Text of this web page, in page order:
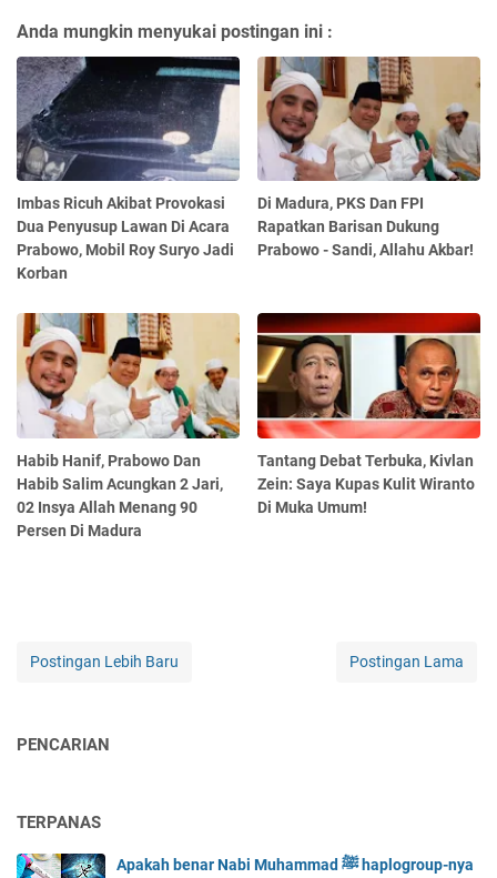
Anda mungkin menyukai postingan ini :
Imbas Ricuh Akibat Provokasi
Dua Penyusup Lawan Di Acara
Prabowo, Mobil Roy Suryo Jadi
Korban
Di Madura, PKS Dan FPI
Rapatkan Barisan Dukung
Prabowo - Sandi, Allahu Akbar!
Habib Hanif, Prabowo Dan
Habib Salim Acungkan 2 Jari,
02 Insya Allah Menang 90
Persen Di Madura
Tantang Debat Terbuka, Kivlan
Zein: Saya Kupas Kulit Wiranto
Di Muka Umum!
Postingan Lebih Baru Postingan Lama
PENCARIAN
TERPANAS
Apakah benar Nabi Muhammad ﷺ haplogroup-nya